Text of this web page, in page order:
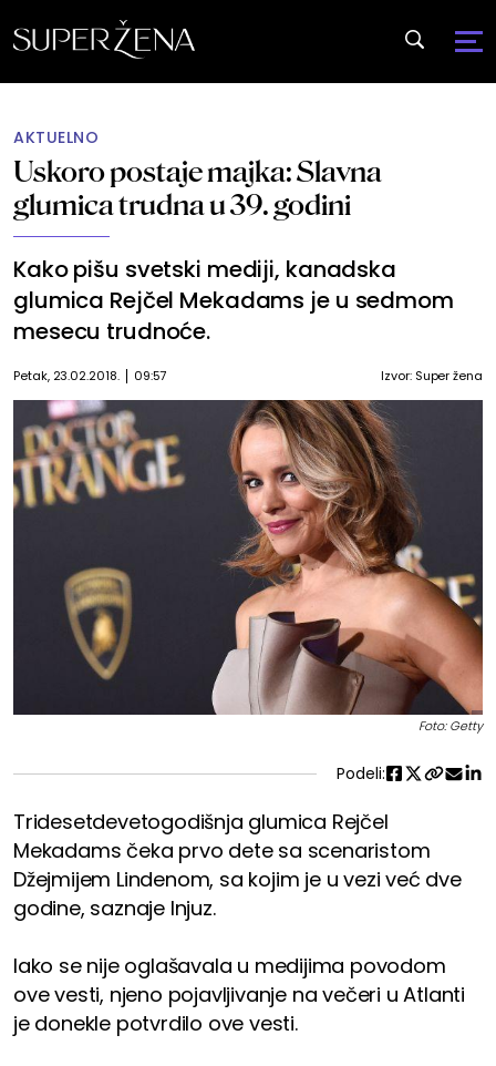
AKTUELNO
Uskoro postaje majka: Slavna
glumica trudna u 39. godini
Kako pišu svetski mediji, kanadska
glumica Rejčel Mekadams je u sedmom
mesecu trudnoće.
Petak, 23.02.2018. 09:57 Izvor: Super žena
Foto: Getty
Podeli:
Tridesetdevetogodišnja glumica Rejčel
Mekadams čeka prvo dete sa scenaristom
Džejmijem Lindenom, sa kojim je u vezi već dve
godine, saznaje Injuz.
Iako se nije oglašavala u medijima povodom
ove vesti, njeno pojavljivanje na večeri u Atlanti
je donekle potvrdilo ove vesti.